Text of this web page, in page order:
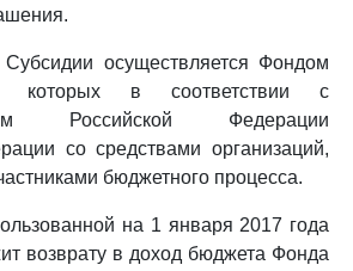
осуществляется Фондом
в соответствии с
Российской Федерации
со средствами организаций,
бюджетного процесса.
на 1 января 2017 года
возврату в доход бюджета Фонда